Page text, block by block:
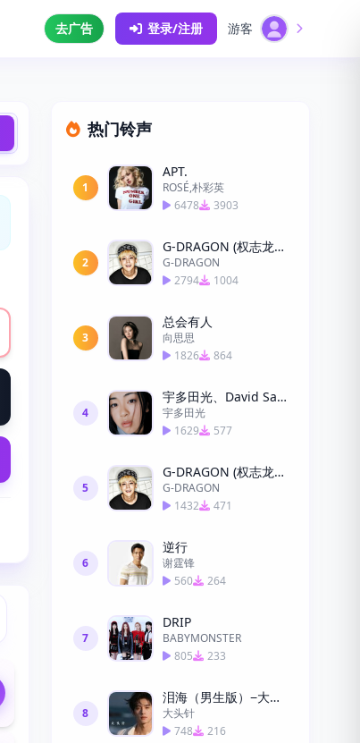
去广告 登录/注册 游客
热门铃声
1
APT.
ROSÉ,朴彩英
6478
3903
2
G-DRAGON (权志龙) - TAKE ME-LH
G-DRAGON
2794
1004
3
总会有人
向思思
1826
864
4
宇多田光、David Sanborn - First Love
宇多田光
1629
577
5
G-DRAGON (权志龙) - TOO BAD -LH
G-DRAGON
1432
471
6
逆行
谢霆锋
560
264
7
DRIP
BABYMONSTER
805
233
8
泪海（男生版）−大头针
大头针
748
216